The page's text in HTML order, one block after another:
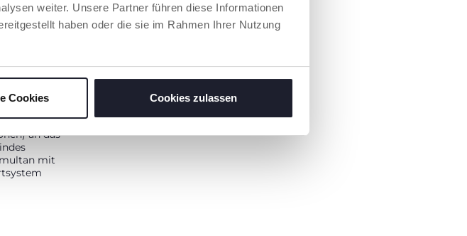
weiter. Unsere Partner führen diese Informationen
haben oder die sie im Rahmen Ihrer Nutzung
Cookies Cookies zulassen
in der
an das
mit